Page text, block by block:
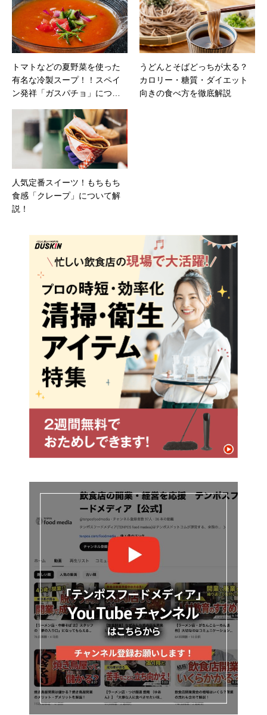
トマトなどの夏野菜を使った
有名な冷製スープ！！スペイ
ン発祥「ガスパチョ」につい
うどんとそばどっちが太る？
カロリー・糖質・ダイエット
向きの食べ方を徹底解説
人気定番スイーツ！もちもち
食感「クレープ」について解
説！